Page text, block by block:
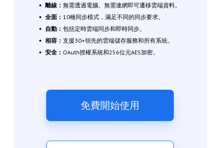
離線： 無需透過電腦、無需連網即可遷移雲端資料。
全面： 10種同步模式，滿足不同的同步要求。
自動： 包括定時雲端同步和即時同步。
相容： 支援30+領先的雲端儲存服務和所有系統。
安全： OAuth授權系統和256位元AES加密。
免費開始使用